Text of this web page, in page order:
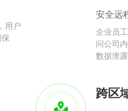
用户
安全远
企业员
问公司
数据泄露
跨区